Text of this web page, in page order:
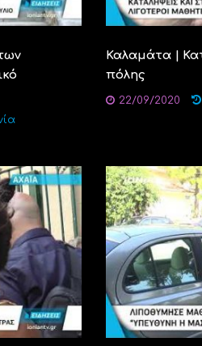
Καλαμάτα |
πόλης
22/09/2020